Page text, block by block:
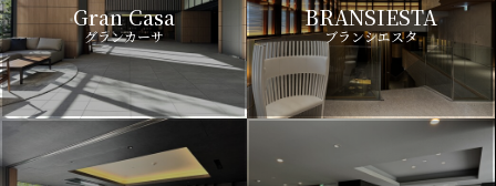
Gran Casa
グランカーサ
BRANSIESTA
ブランシエスタ